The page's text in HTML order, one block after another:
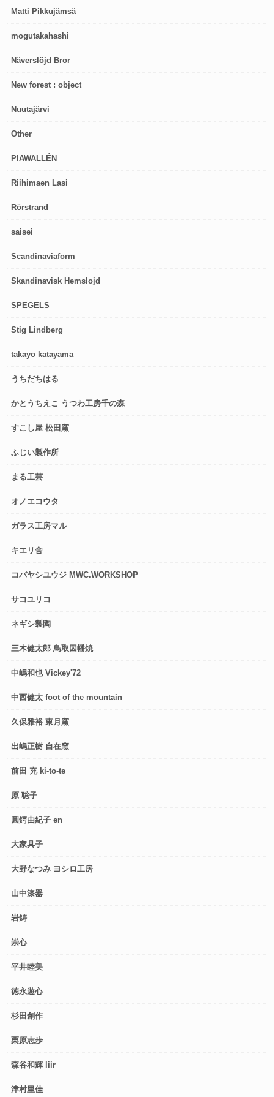
Matti Pikkujämsä
mogutakahashi
Näverslöjd Bror
New forest : object
Nuutajärvi
Other
PIAWALLÉN
Riihimaen Lasi
Rörstrand
saisei
Scandinaviaform
Skandinavisk Hemslojd
SPEGELS
Stig Lindberg
takayo katayama
うちだちはる
かとうちえこ うつわ工房千の森
すこし屋 松田窯
ふじい製作所
まる工芸
オノエコウタ
ガラス工房マル
キエリ舎
コバヤシユウジ MWC.WORKSHOP
サコユリコ
ネギシ製陶
三木健太郎 鳥取因幡焼
中嶋和也 Vickey'72
中西健太 foot of the mountain
久保雅裕 東月窯
出嶋正樹 自在窯
前田 充 ki-to-te
原 聡子
圓鍔由紀子 en
大家具子
大野なつみ ヨシロ工房
山中漆器
岩鋳
崇心
平井睦美
徳永遊心
杉田創作
栗原志歩
森谷和輝 liir
津村里佳